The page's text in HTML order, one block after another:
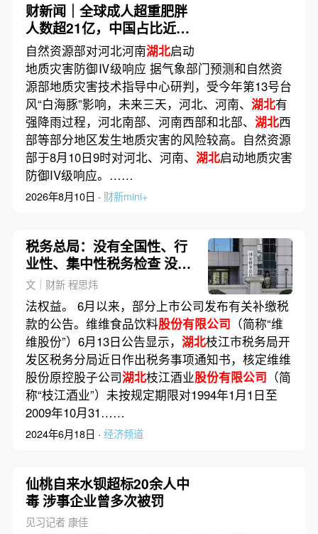
财新闻｜全球成人超重肥胖
人数超21亿，中国占比近两
成
自然资源部对河北河南湖北启动
地质灾害防御Ⅳ级响应 据气象部门预测和自然资
源部地质灾害技术指导中心研判，受今年第13号台
风“白海豚”影响，未来三天，河北、河南、 湖北有
强降雨过程，河北南部、河南西部和北部、 湖北西
部等部分地区发生地质灾害的风险较高。自然资源
部于8月10日9时对河北、河南、 湖北启动地质灾害
防御IV级响应。……
2026年8月10日 · 财新mini+
税务总局：没有全国性、行
业性、集中性税务检查 没有
倒查30年安排
文｜财新 程思炜
法权益。 6月以来，部分上市公司发布有关补缴税
款的公告。维维食品饮料股份有限公司 （简称“维
维股份”）6月13日公告显示， 湖北枝江市税务局开
发区税务分局近日作出税务事项通知书，核定维维
股份原控股子公司湖北枝江酒业股份有限公司 （简
称“枝江酒业”）未按规定期限对1994年1月1日至
2009年10月31……
2024年6月18日 · 经济频道
仙桃自来水钡超标20余人中
毒 涉事企业曾多次被罚
见习记者 康佳